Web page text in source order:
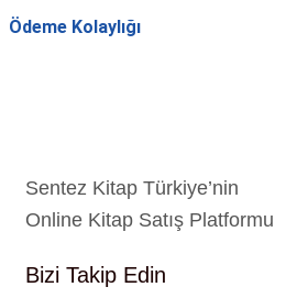
Ödeme Kolaylığı
Sentez Kitap Türkiye’nin
Online Kitap Satış Platformu
Bizi Takip Edin